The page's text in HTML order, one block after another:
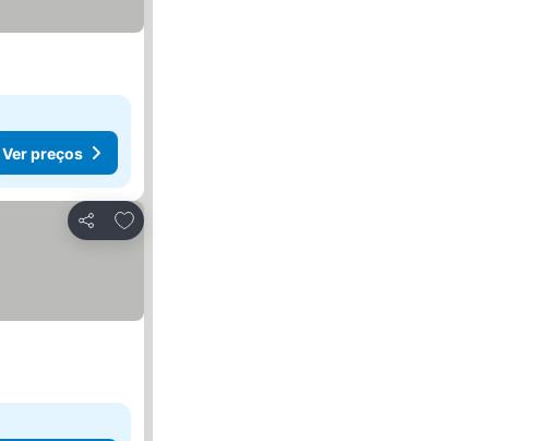
Ver preços
Partilhar
Adicionar aos favoritos